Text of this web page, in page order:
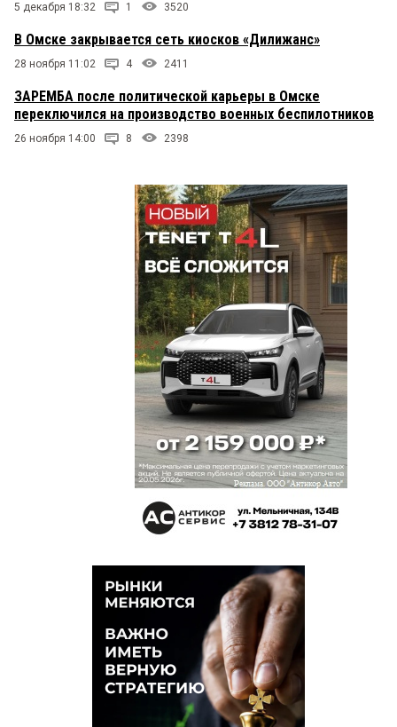
5 декабря 18:32 1 3520
В Омске закрывается сеть киосков «Дилижанс»
28 ноября 11:02 4 2411
ЗАРЕМБА после политической карьеры в Омске
переключился на производство военных беспилотников
26 ноября 14:00 8 2398